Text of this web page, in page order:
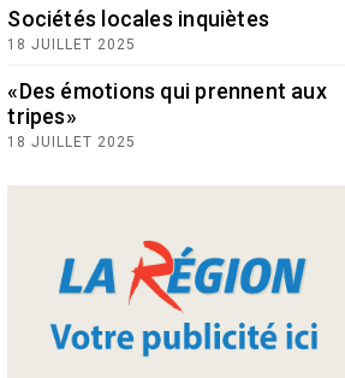
Sociétés locales inquiètes
18 JUILLET 2025
«Des émotions qui prennent aux
tripes»
18 JUILLET 2025